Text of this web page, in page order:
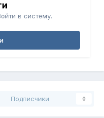
в систему.
Подписчики 0